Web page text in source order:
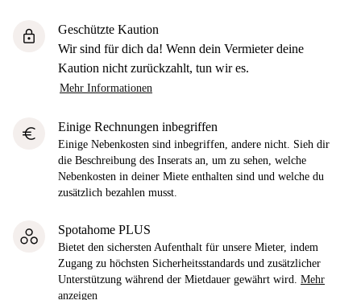
lock
Geschützte Kaution
Wir sind für dich da! Wenn dein Vermieter deine
Kaution nicht zurückzahlt, tun wir es.
Mehr Informationen
euro Einige Rechnungen inbegriffen
Einige Nebenkosten sind inbegriffen, andere nicht. Sieh dir
die Beschreibung des Inserats an, um zu sehen, welche
Nebenkosten in deiner Miete enthalten sind und welche du
zusätzlich bezahlen musst.
Spotahome PLUS
Bietet den sichersten Aufenthalt für unsere Mieter, indem
Zugang zu höchsten Sicherheitsstandards und zusätzlicher
Unterstützung während der Mietdauer gewährt wird. Mehr
anzeigen